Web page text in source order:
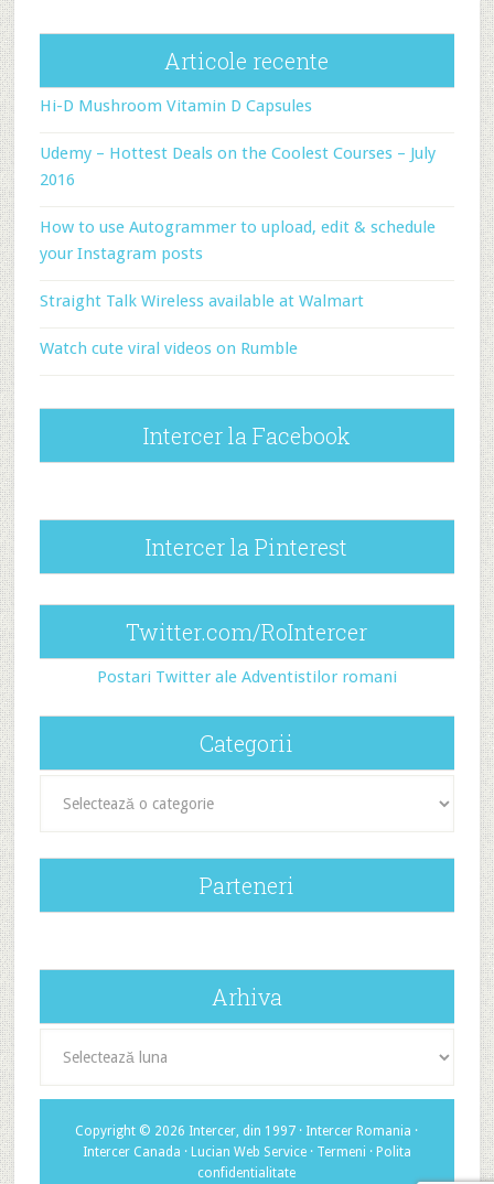
Articole recente
Hi-D Mushroom Vitamin D Capsules
Udemy – Hottest Deals on the Coolest Courses – July
2016
How to use Autogrammer to upload, edit & schedule
your Instagram posts
Straight Talk Wireless available at Walmart
Watch cute viral videos on Rumble
Intercer la Facebook
Intercer la Pinterest
Twitter.com/RoIntercer
Postari Twitter ale Adventistilor romani
Categorii
Parteneri
Arhiva
Copyright © 2026 Intercer, din 1997 · Intercer Romania ·
Intercer Canada · Lucian Web Service· Termeni · Polita
confidentialitate